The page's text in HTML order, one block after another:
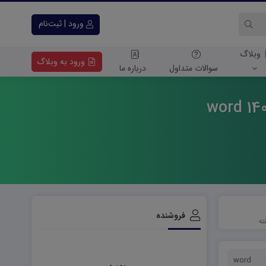
ورود | ثبت‌نام
وبلاگ
سوالات متداول درباره ما
ورود به وبلاگ
word
فروشنده